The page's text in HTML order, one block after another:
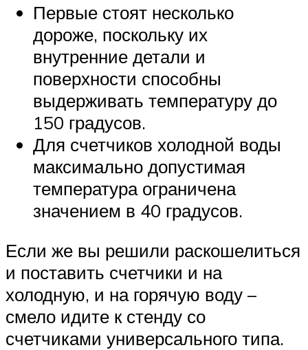
Первые стоят несколько
дороже, поскольку их
внутренние детали и
поверхности способны
выдерживать температуру до
150 градусов.
Для счетчиков холодной воды
максимально допустимая
температура ограничена
значением в 40 градусов.
Если же вы решили раскошелиться
и поставить счетчики и на
холодную, и на горячую воду –
смело идите к стенду со
счетчиками универсального типа.